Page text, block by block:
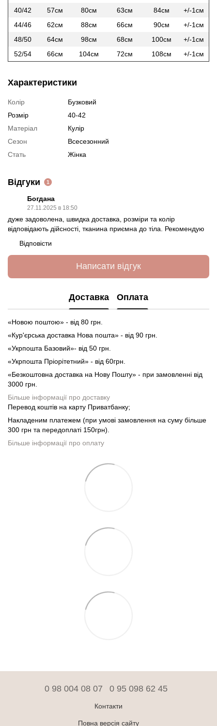
40/42 57см 80см 63см 84см
+/-1см
44/46
62см 88см 66см 90см
+/-1см
48/50
64см 98см 68см 100см
+/-1см
52/54
66см 104см 72см 108см +/-1см
Характеристики
Колір
Бузковий
Розмір
40-42
Матеріал
Кулір
Сезон
Всесезонний
Стать
Жінка
Відгуки 1
Богдана
27.11.2025 в 18:50
дуже задоволена, швидка доставка, розміри та колір
відповідають дійсності, тканина приємна до тіла. Рекомендую
Відповісти
Написати відгук
Доставка Оплата
«Новою поштою» - від 80 грн.
«Кур'єрська доставка Нова пошта» - від 90 грн.
«Укрпошта Базовий»- від 50 грн.
«Укрпошта Пріорітетний» - від 60грн.
«Безкоштовна доставка на Нову Пошту» - при замовленні від
3000 грн.
Більше інформації про доставку
Перевод коштів на карту Приватбанку;
Накладеним платежем (при умові замовлення на суму більше
300 грн та передоплаті 150грн).
Більше інформації про оплату
0 98 004 08 07 0 95 098 62 45
Контакти
Повна версія сайту